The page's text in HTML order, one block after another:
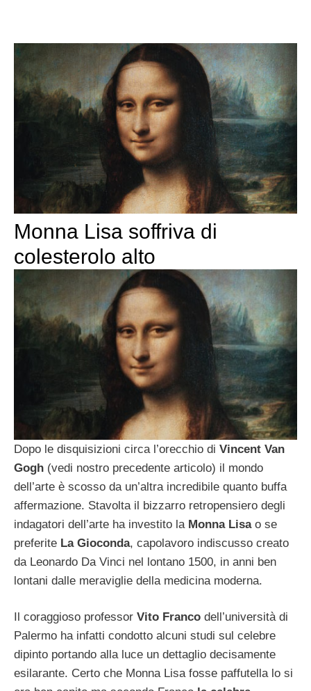
Monna Lisa soffriva di
colesterolo alto
Dopo le disquisizioni circa l’orecchio di Vincent Van
Gogh (vedi nostro precedente articolo) il mondo
dell’arte è scosso da un’altra incredibile quanto buffa
affermazione. Stavolta il bizzarro retropensiero degli
indagatori dell’arte ha investito la Monna Lisao se
preferite La Gioconda, capolavoro indiscusso creato
da Leonardo Da Vinci nel lontano 1500, in anni ben
lontani dalle meraviglie della medicina moderna.
Il coraggioso professor Vito Franco dell’università di
Palermo ha infatti condotto alcuni studi sul celebre
dipinto portando alla luce un dettaglio decisamente
esilarante. Certo che Monna Lisa fosse paffutella lo si